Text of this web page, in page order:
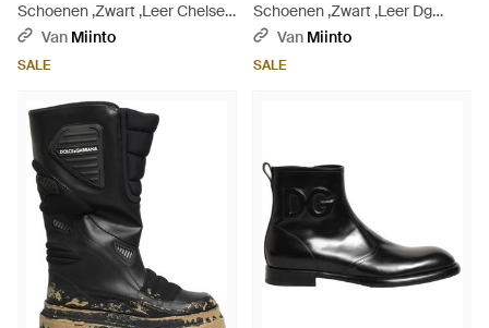
Schoenen ,Zwart ,Leer Chelsea
Boots - Zwart
Van Miinto
SALE
Schoenen ,Zwart ,Leer Dg
Plaque Mid Calf Boots - Zwart
Van Miinto
SALE